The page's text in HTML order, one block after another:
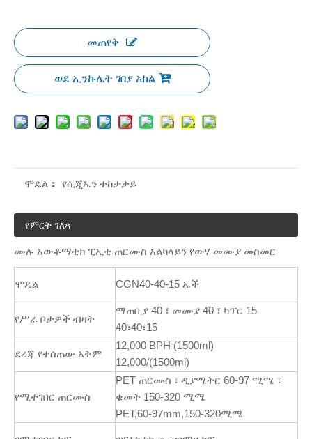
መጠየቅ
ወደ ኢንኩሌት ገበያ አክል
ሞዴል： የሲጂኤን ተከታታይ
የምርት ገለጻ
ሙሉ አውቶማቲክ ፒኢቲ ጠርሙስ አልካላይን የውሃ መሙያ መስመር
ሞዴል CGN40-40-15 ኤች
የሥራ ቦታዎች ብዛት
ማጠቢያ 40 ፣ መሙያ 40 ፣ ካፕር 15
40፣40፣15
ደረጃ የተሰጠው አቅም
12,000 BPH (1500ml)
12,000/(1500ml)
የሚተገበር ጠርሙስ
PET ጠርሙስ ፣ ዲያሜትር 60-97 ሚሜ ፣
ቁመት 150-320 ሚሜ
PET,60-97mm,150-320ሚሜ